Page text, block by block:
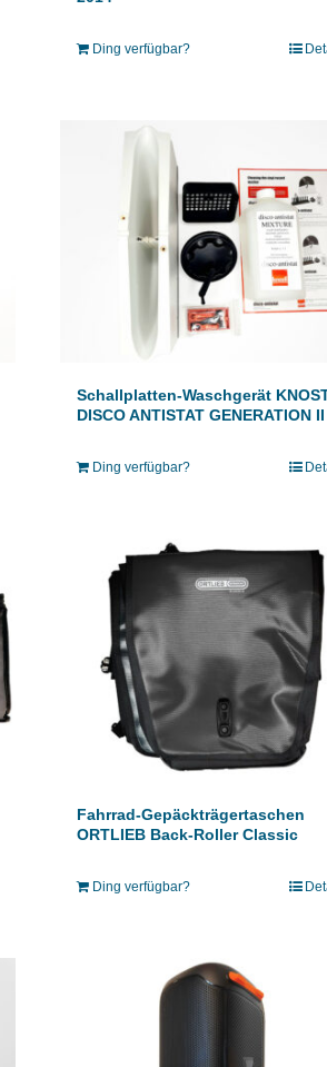
Ding verfügbar?
Schallplatten-Waschgerät
DISCO ANTISTAT GENERATION II
Ding verfügbar?
Fahrrad-Gepäckträgertaschen
ORTLIEB Back-Roller Classic
Ding verfügbar?